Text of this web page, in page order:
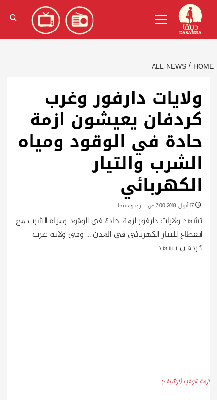
content
الإنجليزية)
Menu
HOME
ALL NEWS
ولايات دارفور وغرب
كردفان يعيشون ازمة
حادة في الوقود ومياه
الشرب والتيار
الكهربائي
راديو دبنقا
تشهد ولايات دارفور ازمة حادة فى الوقود ومياه الشرب مع
انقطاع للتيار الكهربائى في المدن … وفى ولاية غرب
كردفان تشهد …
ازمة الوقود(ارشيف)